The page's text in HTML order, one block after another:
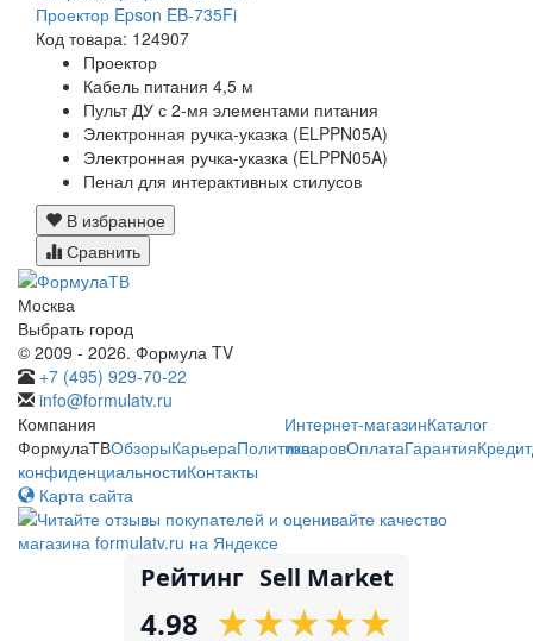
Проектор Epson EB-735Fi
Код товара: 124907
Проектор
Кабель питания 4,5 м
Пульт ДУ с 2-мя элементами питания
Электронная ручка-указка (ELPPN05A)
Электронная ручка-указка (ELPPN05A)
Пенал для интерактивных стилусов
В избранное
Сравнить
Москва
Выбрать город
© 2009 - 2026. Формула TV
+7 (495) 929-70-22
info@formulatv.ru
Компания
ФормулаТВОбзорыКарьераПолитика
конфиденциальностиКонтакты
Интернет-магазинКаталог
товаровОплатаГарантияКредит
Карта сайта
Рейтинг Sell Market
4.98 ★
★★
★★
★★
★★
★